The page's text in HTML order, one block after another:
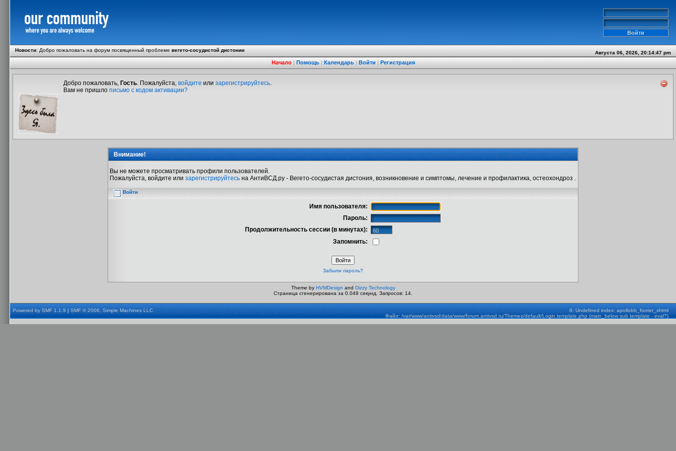
Новости:Добро пожаловать на форум посвященный проблемевегето-сосудистой дистонии Августа 06, 2026, 20:14:47 pm
Начало|Помощь|Календарь|Войти|Регистрация
Добро пожаловать, Гость. Пожалуйста, войдите или зарегистрируйтесь.
Вам не пришло письмо с кодом активации?
Внимание!
Вы не можете просматривать профили пользователей.
Пожалуйста, войдите или зарегистрируйтесь на АнтиВСД.ру - Вегето-сосудистая дистония, возникновение и симптомы, лечение и профилактика, остеохондроз .
Войти
Имя пользователя:
Пароль:
Продолжительность сессии (в минутах):
Запомнить:
Забыли пароль?
Theme by HVMDesign and Dizzy Technology
Страница сгенерирована за 0.049 секунд. Запросов: 14.
Powered by SMF 1.1.9|SMF © 2006, Simple Machines LLC
8: Undefined index: apollobb_footer_xhtml
Файл: /var/www/antivsd/data/www/forum.antivsd.ru/Themes/default/Login.template.php (main_below sub template - eval?)